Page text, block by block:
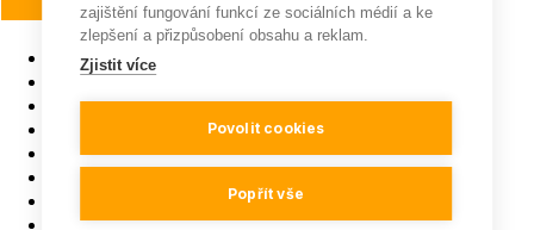
Pojišťovna roku
ISO 9001
Všeobecná pravidla soutěží
Mapa webu
YouTube
zajištění fungování funkcí ze sociálních médií a ke
zlepšení a přizpůsobení obsahu a reklam.
Zjistit více
Povolit cookies
Popřít vše